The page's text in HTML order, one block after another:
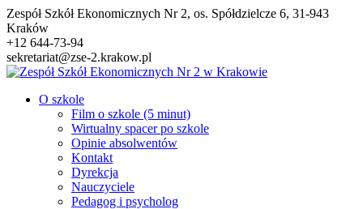
Przejdź
do
treści
Zespół Szkół Ekonomicznych Nr 2, os. Spółdzielcze 6, 31-943
Kraków
+12 644-73-94
sekretariat@zse-2.krakow.pl
O szkole
Film o szkole (5 minut)
Wirtualny spacer po szkole
Opinie absolwentów
Kontakt
Dyrekcja
Nauczyciele
Pedagog i psycholog